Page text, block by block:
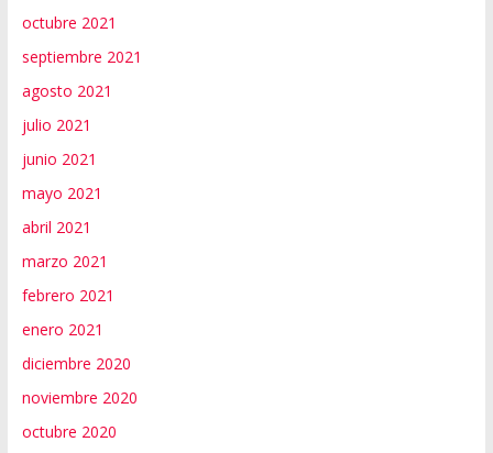
octubre 2021
septiembre 2021
agosto 2021
julio 2021
junio 2021
mayo 2021
abril 2021
marzo 2021
febrero 2021
enero 2021
diciembre 2020
noviembre 2020
octubre 2020